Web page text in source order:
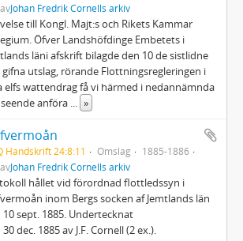
Johan Fredrik Cornells arkiv
till Kongl. Majt:s och Rikets Kammar
Öfver Landshöfdinge Embetets i
läni afskrift bilagde den 10 de sistlidne
gifna utslag, rörande Flottningsregleringen i
elfs wattendrag få vi härmed i nedannämnda
anföra
»
Handskrift 24:8:11 Omslag
1885-1886
Johan Fredrik Cornells arkiv
hållet vid förordnad flottledssyn i
inom Bergs socken af Jemtlands län
10 sept. 1885. Undertecknat
dec. 1885 av J.F. Cornell (2 ex.).